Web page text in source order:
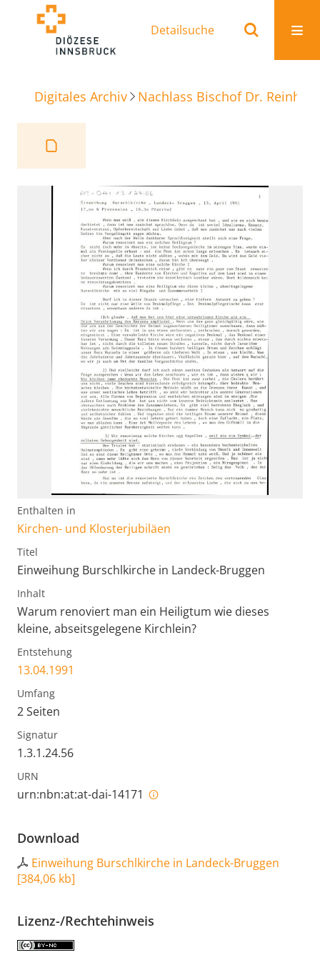
Detailsuche
Digitales Archiv Nachlass Bischof Dr.
Enthalten in
Kirchen- und Klosterjubiläen
Titel
Einweihung Burschlkirche in Landeck-Bruggen
Inhalt
Warum renoviert man ein Heiligtum wie dieses
kleine, abseitsgelegene Kirchlein?
Entstehung
13.04.1991
Umfang
2 Seiten
Signatur
1.3.1.24.56
URN
urn:nbn:at:at-dai-14171
Download
Einweihung Burschlkirche in Landeck-Bruggen
[384,06 kb]
Lizenz-/Rechtehinweis